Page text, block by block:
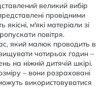
великий вибір
провідними
м'які матеріали зі
повітря.
який малюк проводить в
чотирьох годин –
на ніжній дитячій шкірі.
– вони розраховані
використовуватися